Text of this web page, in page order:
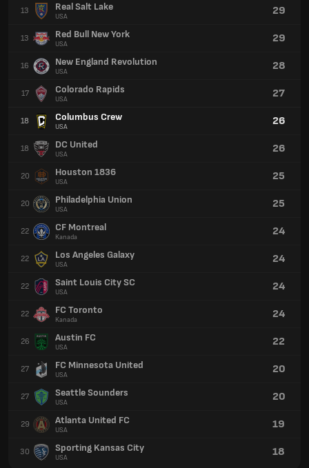
13 Real Salt Lake
USA 29
13 Red Bull New York
USA 29
16 New England Revolution
USA 28
17 Colorado Rapids
USA 27
18 Columbus Crew
USA 26
18 DC United
USA 26
20 Houston 1836
USA 25
20 Philadelphia Union
USA 25
22 CF Montreal
Kanada 24
22 Los Angeles Galaxy
USA 24
22 Saint Louis City SC
USA 24
22 FC Toronto
Kanada 24
26 Austin FC
USA 22
27 FC Minnesota United
USA 20
27 Seattle Sounders
USA 20
29 Atlanta United FC
USA 19
30 Sporting Kansas City
USA 18